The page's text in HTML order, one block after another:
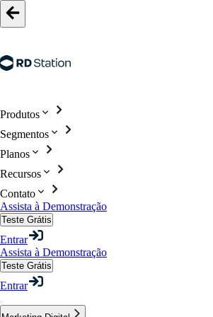
Produtos
Segmentos
Planos
Recursos
Contato
Assista à Demonstração
Teste Grátis
Entrar
Assista à Demonstração
Teste Grátis
Entrar